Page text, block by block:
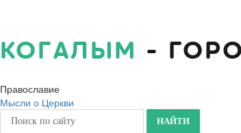
КОГАЛЫМ -
Православие
Мысли о Церкви